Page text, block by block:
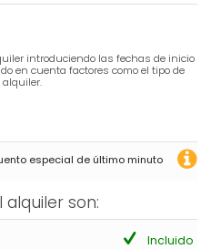
introduciendo las fechas de inicio
en cuenta factores como el tipo de
especial de último minuto
son:
Incluido